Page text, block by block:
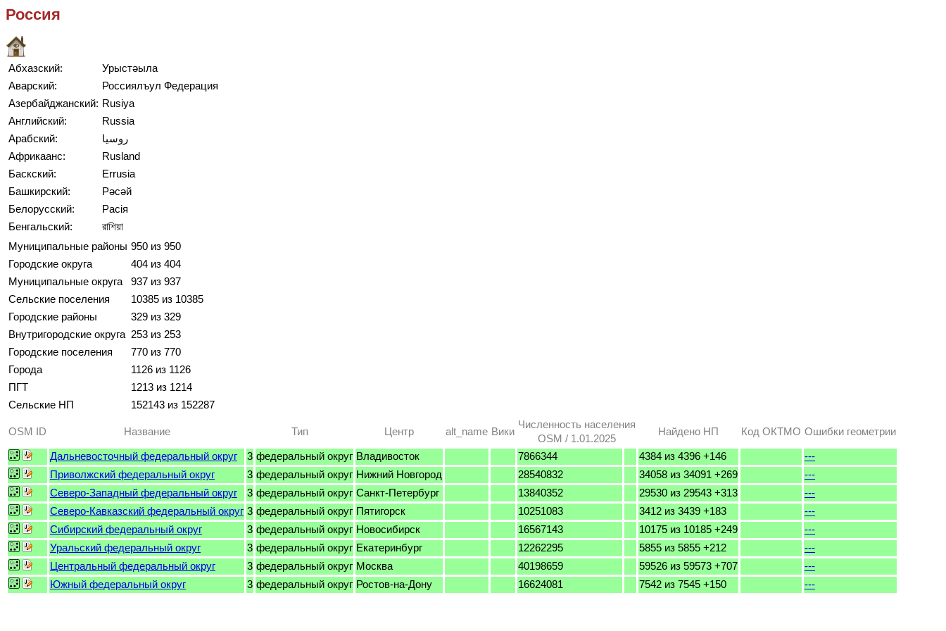
Россия
Абхазский:
Урыстәыла
Аварский:
Россиялъул Федерация
Азербайджанский: Rusiya
Английский:
Russia
Арабский:
روسيا
Африкаанс:
Rusland
Баскский:
Errusia
Башкирский:
Рәсәй
Белорусский:
Расія
Бенгальский:
রাশিয়া
Муниципальные районы 950 из 950
Городские округа
404 из 404
Муниципальные округа
937 из 937
Сельские поселения
10385 из 10385
Городские районы
329 из 329
Внутригородские округа 253 из 253
Городские поселения
770 из 770
Города
1126 из 1126
ПГТ
1213 из 1214
Сельские НП
152143 из 152287
OSM ID Название Тип Центр alt_name Вики
Численность населения
OSM / 1.01.2025
Найдено НП Код ОКТМО Ошибки геометрии
Дальневосточный федеральный округ 3 федеральный округ Владивосток 7866344 4384 из 4396 +146
---
Приволжский федеральный округ
3 федеральный округ Нижний Новгород 28540832 34058 из 34091 +269
---
Северо-Западный федеральный округ
3 федеральный округ Санкт-Петербург 13840352 29530 из 29543 +313
---
Северо-Кавказский федеральный округ 3 федеральный округ Пятигорск 10251083 3412 из 3439 +183
---
Сибирский федеральный округ
3 федеральный округ Новосибирск 16567143 10175 из 10185 +249
---
Уральский федеральный округ
3 федеральный округ Екатеринбург 12262295 5855 из 5855 +212
---
Центральный федеральный округ
3 федеральный округ Москва 40198659 59526 из 59573 +707
---
Южный федеральный округ
3 федеральный округ Ростов-на-Дону 16624081 7542 из 7545 +150 ---